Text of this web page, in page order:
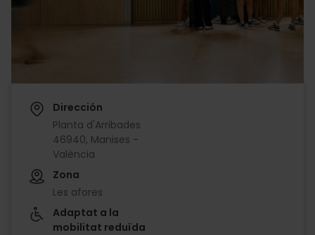
Dirección
Planta d'Arribades
46940, Manises -
València
Zona
Les afores
Adaptat a la
mobilitat reduïda